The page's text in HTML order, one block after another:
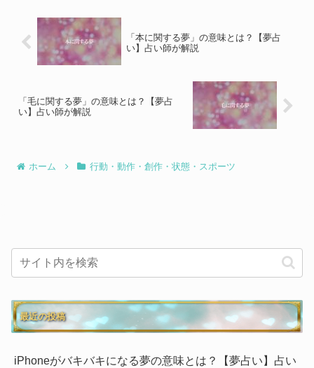
「本に関する夢」の意味とは？【夢占
い】占い師が解説
「毛に関する夢」の意味とは？【夢占
い】占い師が解説
ホーム 行動・動作・創作・状態・スポーツ
最近の投稿
iPhoneがバキバキになる夢の意味とは？【夢占い】占い